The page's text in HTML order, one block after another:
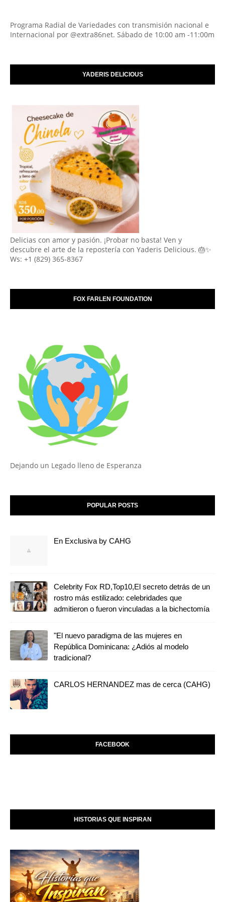
Programa Radial de Variedades con transmisión nacional e
Internacional por @extra86net. Sábado de 10:00 am -11:00m
YADERIS DELICIOUS
Delicias con amor y pasión. ¡Probar no basta! Ven y
descubre el arte de la repostería con Yaderis Delicious. 🎂✨
Ws: +1 (829) 365-8367
FOX FARLEN FOUNDATION
Dejando un Legado lleno de Esperanza
POPULAR POSTS
En Exclusiva by CAHG
Celebrity Fox RD,Top10,El secreto detrás de un
rostro más estilizado: celebridades que
admitieron o fueron vinculadas a la bichectomía
"El nuevo paradigma de las mujeres en
República Dominicana: ¿Adiós al modelo
tradicional?
CARLOS HERNANDEZ mas de cerca (CAHG)
FACEBOOK
HISTORIAS QUE INSPIRAN